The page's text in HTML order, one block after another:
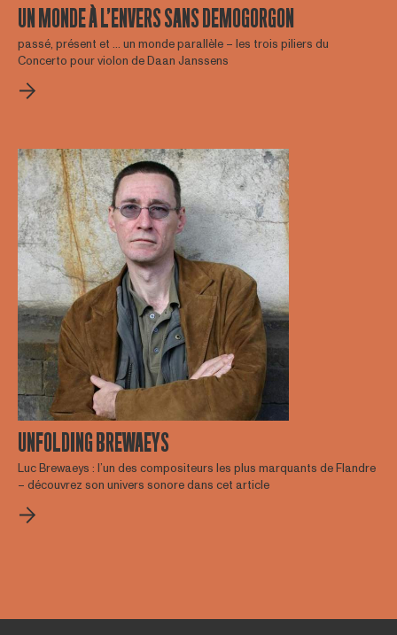
UN MONDE À L’ENVERS SANS DEMOGORGON
passé, présent et … un monde parallèle – les trois piliers du
Concerto pour violon de Daan Janssens
UNFOLDING BREWAEYS
Luc Brewaeys : l’un des compositeurs les plus marquants de Flandre
– découvrez son univers sonore dans cet article